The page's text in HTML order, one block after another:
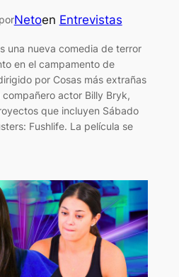
Netoen Entrevistas
una nueva comedia de terror
en el campamento de
por Cosas más extrañas
actor Billy Bryk,
que incluyen Sábado
Fushlife. La película se